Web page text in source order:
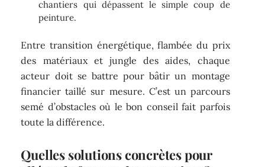
chantiers qui dépassent le simple coup de
peinture.
Entre transition énergétique, flambée du prix
des matériaux et jungle des aides, chaque
acteur doit se battre pour bâtir un montage
financier taillé sur mesure. C’est un parcours
semé d’obstacles où le bon conseil fait parfois
toute la différence.
Quelles solutions concrètes pour